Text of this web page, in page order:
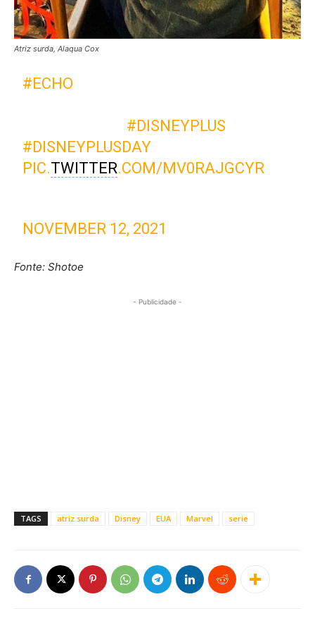
Atriz surda, Alaqua Cox
#ECHO
#DISNEYPLUS
#DISNEYPLUSDAY
PIC.TWITTER.COM/MV0RAJGCYR
NOVEMBER 12, 2021
Fonte: Shotoe
- Publicidade -
TAGS atriz surda Disney EUA Marvel serie